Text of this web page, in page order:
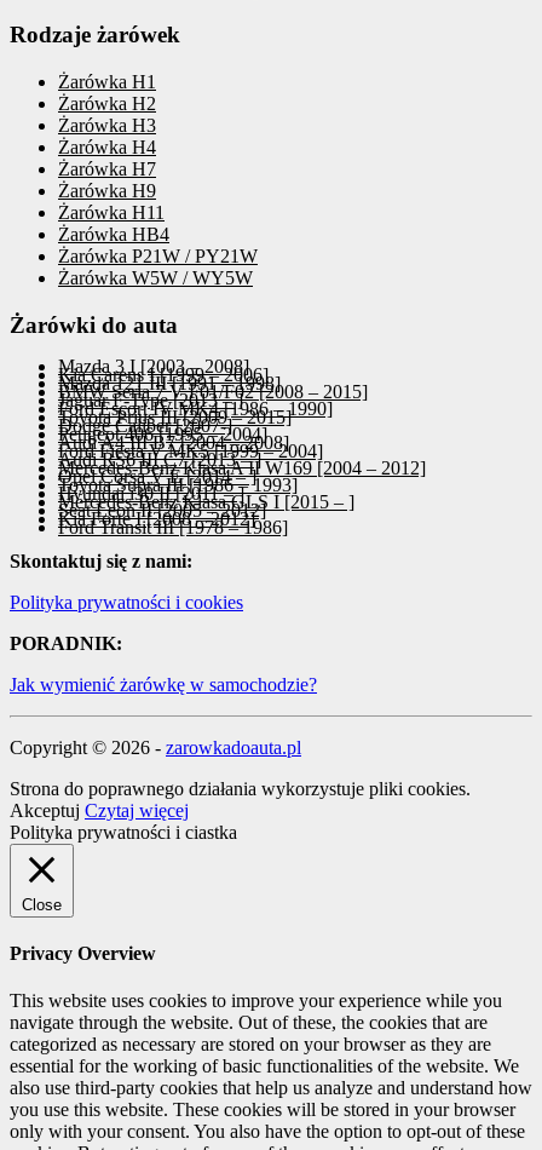
Rodzaje żarówek
Żarówka H1
Żarówka H2
Żarówka H3
Żarówka H4
Żarówka H7
Żarówka H9
Żarówka H11
Żarówka HB4
Żarówka P21W / PY21W
Żarówka W5W / WY5W
Żarówki do auta
Mazda 3 I [2003 – 2008]
Kia Carens I [1999 – 2006]
Mazda 121 III [1991 – 1998]
BMW Seria 7 V F01/F02 [2008 – 2015]
Jaguar F-Type [2013 – ]
Ford Escort IV MK4 [1986 – 1990]
Toyota Prius III [2009 – 2015]
Dodge Caliber [2007-]
Peugeot 406 [1995 – 2004]
Audi A4 III B7 [2004 – 2008]
Ford Fiesta V MK5 [1999 – 2004]
Audi RS6 III C7 [2013 – ]
Mercedes-Benz Klasa A II W169 [2004 – 2012]
Opel Corsa V E [2014 – ]
Toyota Supra III [1986 – 1993]
Hyundai i30 II [2011 – ]
Mercedes-Benz Klasa GLS I [2015 – ]
Seat Leon II [2005 – 2012]
Kia Forte I [2008 – 2012]
Ford Transit III [1978 – 1986]
Skontaktuj się z nami:
Polityka prywatności i cookies
PORADNIK:
Jak wymienić żarówkę w samochodzie?
Copyright © 2026 - zarowkadoauta.pl
Strona do poprawnego działania wykorzystuje pliki cookies.
Akceptuj Czytaj więcej
Polityka prywatności i ciastka
Close
Privacy Overview
This website uses cookies to improve your experience while you
navigate through the website. Out of these, the cookies that are
categorized as necessary are stored on your browser as they are
essential for the working of basic functionalities of the website. We
also use third-party cookies that help us analyze and understand how
you use this website. These cookies will be stored in your browser
only with your consent. You also have the option to opt-out of these